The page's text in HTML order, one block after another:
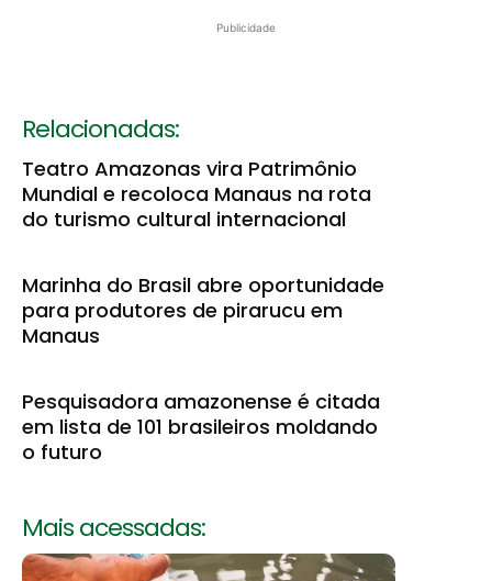
Publicidade
Relacionadas:
Teatro Amazonas vira Patrimônio
Mundial e recoloca Manaus na rota
do turismo cultural internacional
Marinha do Brasil abre oportunidade
para produtores de pirarucu em
Manaus
Pesquisadora amazonense é citada
em lista de 101 brasileiros moldando
o futuro
Mais acessadas: